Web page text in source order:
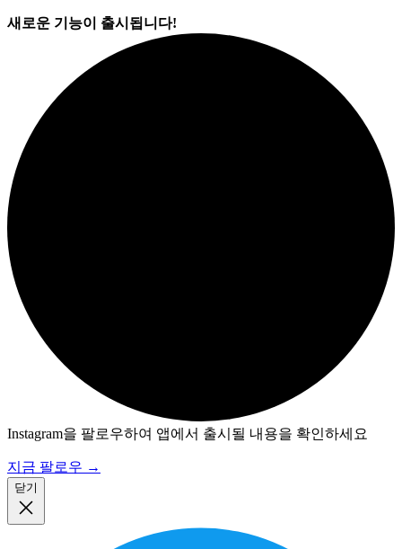
새로운 기능이 출시됩니다!
Instagram을 팔로우하여 앱에서 출시될 내용을 확인하세요
지금 팔로우 →
닫기